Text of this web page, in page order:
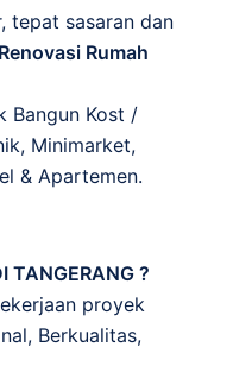
tepat sasaran dan
Rumah
Bangun Kost /
Minimarket,
& Apartemen.
TANGERANG ?
proyek
Berkualitas,